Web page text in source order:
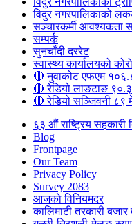
विदुर नगरपालिकाको
सञ्चारकर्मी आवश्यकता
सम्पर्क
सुनचाँदी दररेट
स्वास्थ्य कार्यालयको
🔴 नुवाकोट एफएम
🔴 रेडियो लाङटाङ ९०.३
🔴 रेडियो सञ्जिवनी ८९
६३ औं राष्ट्रिय
Blog
Frontpage
Our Team
Privacy Policy
Survey 2083
आजकाे विनियमदर
कालिमाटी तरकारी बजार